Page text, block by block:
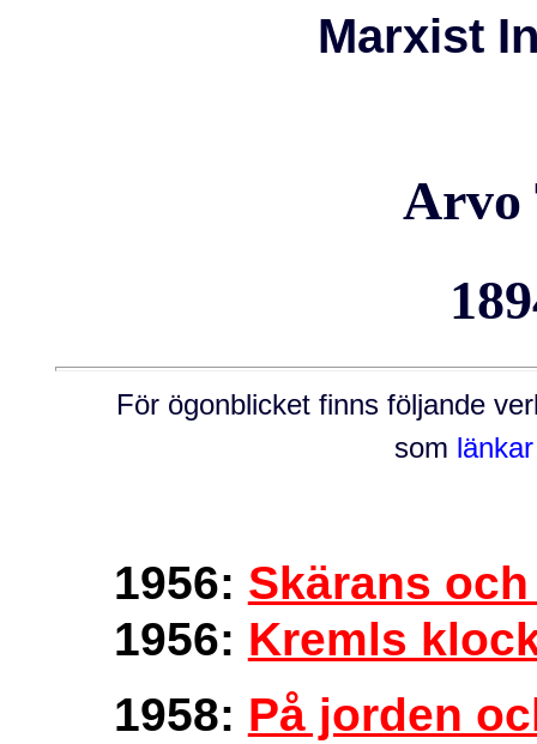
Marxist
Arvo
För ögonblicket finns följande
som länkar
1956: Skärans
1956: Kremls
1958: På jorden